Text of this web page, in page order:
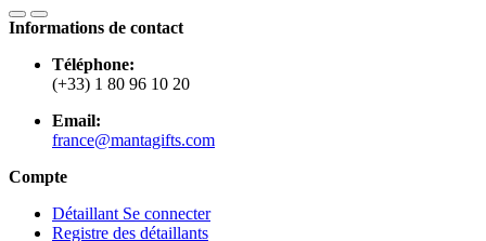
Informations de contact
Téléphone:
(+33) 1 80 96 10 20
Email:
france@mantagifts.com
Compte
Détaillant Se connecter
Registre des détaillants